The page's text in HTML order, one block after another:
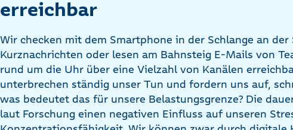
erreichbar
Wir checken mit dem Smartphone in der Schlange an der
Kurznachrichten oder lesen am Bahnsteig E-Mails von
rund um die Uhr über eine Vielzahl von Kanälen
unterbrechen ständig unser Tun und fordern uns auf,
was bedeutet das für unsere Belastungsgrenze? Die
laut Forschung einen negativen Einfluss auf unseren